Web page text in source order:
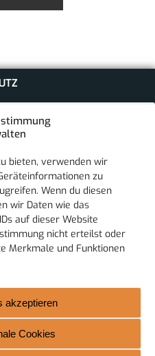
bieten, verwenden wir
zu
Wenn du diesen
wir Daten wie das
auf dieser Website
nicht erteilst oder
Merkmale und Funktionen
akzeptieren
Cookies